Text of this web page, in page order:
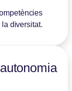
la diversitat.